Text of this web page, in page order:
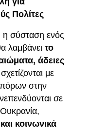
Πολίτες
η σύσταση ενός
λαμβάνει το
άδειες
με
στην
σε
κοινωνικά